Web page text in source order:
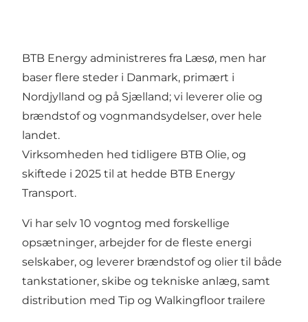
BTB Energy administreres fra Læsø, men har
baser flere steder i Danmark, primært i
Nordjylland og på Sjælland; vi leverer olie og
brændstof og vognmandsydelser, over hele
landet.
Virksomheden hed tidligere BTB Olie, og
skiftede i 2025 til at hedde BTB Energy
Transport.
Vi har selv 10 vogntog med forskellige
opsætninger, arbejder for de fleste energi
selskaber, og leverer brændstof og olier til både
tankstationer, skibe og tekniske anlæg, samt
distribution med Tip og Walkingfloor trailere